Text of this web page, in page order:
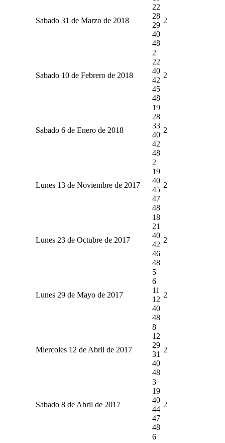
Sabado 31 de Marzo de 2018
22
28
29
40
48
2
Sabado 10 de Febrero de 2018
2
22
40
42
45
48
2
Sabado 6 de Enero de 2018
19
28
33
40
42
48
2
Lunes 13 de Noviembre de 2017
2
19
40
45
47
48
2
Lunes 23 de Octubre de 2017
18
21
40
42
46
48
2
Lunes 29 de Mayo de 2017
5
6
11
12
40
48
2
Miercoles 12 de Abril de 2017
8
12
29
31
40
48
2
Sabado 8 de Abril de 2017
3
19
40
44
47
48
2
6